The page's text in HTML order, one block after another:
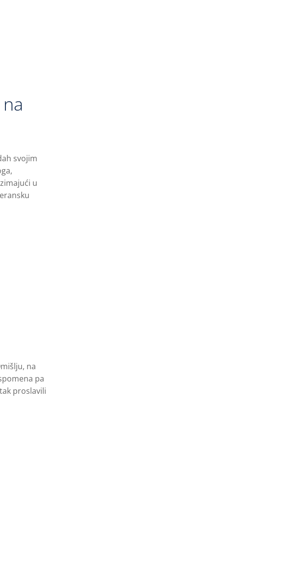
svojim
u
na
pa
proslavili